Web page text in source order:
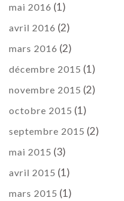
mai 2016 (1)
avril 2016 (2)
mars 2016 (2)
décembre 2015 (1)
novembre 2015 (2)
octobre 2015 (1)
septembre 2015 (2)
mai 2015 (3)
avril 2015 (1)
mars 2015 (1)